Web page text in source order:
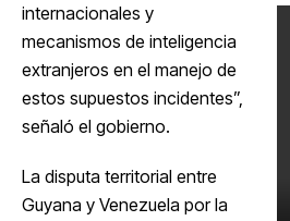
internacionales y
mecanismos de inteligencia
extranjeros en el manejo de
estos supuestos incidentes”,
señaló el gobierno.
La disputa territorial entre
Guyana y Venezuela por la